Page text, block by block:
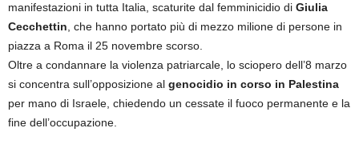
manifestazioni in tutta Italia, scaturite dal femminicidio di Giulia
Cecchettin, che hanno portato più di mezzo milione di persone in
piazza a Roma il 25 novembre scorso.
Oltre a condannare la violenza patriarcale, lo sciopero dell’8 marzo
si concentra sull’opposizione al genocidio in corso in Palestina
per mano di Israele, chiedendo un cessate il fuoco permanente e la
fine dell’occupazione.